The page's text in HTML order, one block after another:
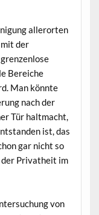
allerorten
der
Bereiche
Man könnte
nach der
Tür haltmacht,
ist, das
gar nicht so
Privatheit im
von